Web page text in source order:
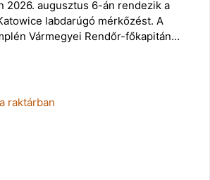
2026. augusztus 6-án rendezik a
labdarúgó mérkőzést. A
Vármegyei Rendőr-főkapitán…